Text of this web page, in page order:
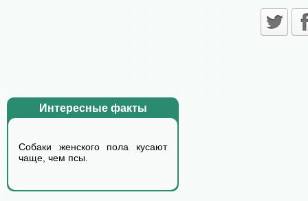
Интересные факты
Собаки женского пола кyсают
чаще, чем псы.